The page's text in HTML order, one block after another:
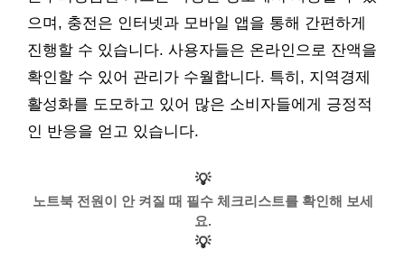
으며, 충전은 인터넷과 모바일 앱을 통해 간편하게
진행할 수 있습니다. 사용자들은 온라인으로 잔액을
확인할 수 있어 관리가 수월합니다. 특히, 지역경제
활성화를 도모하고 있어 많은 소비자들에게 긍정적
인 반응을 얻고 있습니다.
💡
노트북 전원이 안 켜질 때 필수 체크리스트를 확인해 보세
요.
💡